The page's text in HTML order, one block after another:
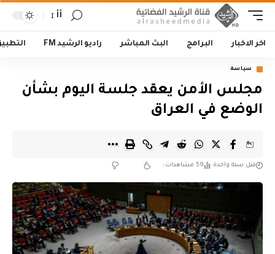
أأ
اخر الاخبار البرامج البث المباشر راديو الرشيد FM
سياسة
مجلس الأمن يعقد جلسة اليوم بشأن
الوضع في العراق
قبل سنة واحدة 59 مشاهدات